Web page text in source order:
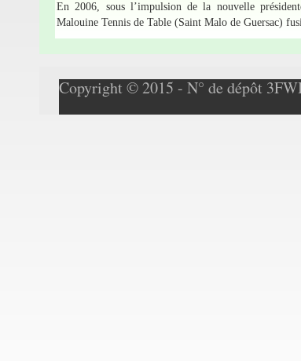
En 2006, sous l’impulsion de la nouvelle
Malouine Tennis de Table (Saint Malo de Guersac)
Copyright © 2015 - N° de dépôt